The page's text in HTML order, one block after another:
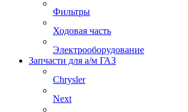
Фильтры
Ходовая часть
Электрооборудование
Запчасти для а/м ГАЗ
Chrysler
Next